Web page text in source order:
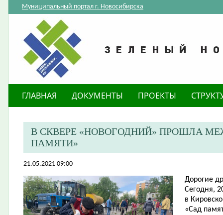
Муниципальный портал г. Новосибирска
ГЛАВНАЯ ДОКУМЕНТЫ ПРОЕКТЫ
В СКВЕРЕ «НОВОГОДНИЙ» ПРОШЛА
ПАМЯТИ»
21.05.2021 09:00
Дорогие
Сегодня,
в
«Сад